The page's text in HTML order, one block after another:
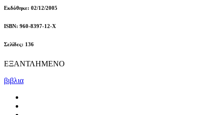
Εκδόθηκε: 02/12/2005
ISBN: 960-8397-12-Χ
Σελίδες: 136
ΕΞΑΝΤΛΗΜΕΝΟ
βιβλια